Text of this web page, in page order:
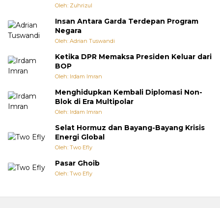
Oleh: Zuhrizul
Insan Antara Garda Terdepan Program
Negara
Oleh: Adrian Tuswandi
Ketika DPR Memaksa Presiden Keluar dari
BOP
Oleh: Irdam Imran
Menghidupkan Kembali Diplomasi Non-
Blok di Era Multipolar
Oleh: Irdam Imran
Selat Hormuz dan Bayang-Bayang Krisis
Energi Global
Oleh: Two Efly
Pasar Ghoib
Oleh: Two Efly